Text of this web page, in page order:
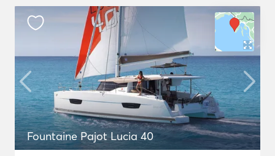
Fountaine Pajot Lucia 40